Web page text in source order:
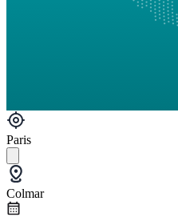
Paris
Colmar